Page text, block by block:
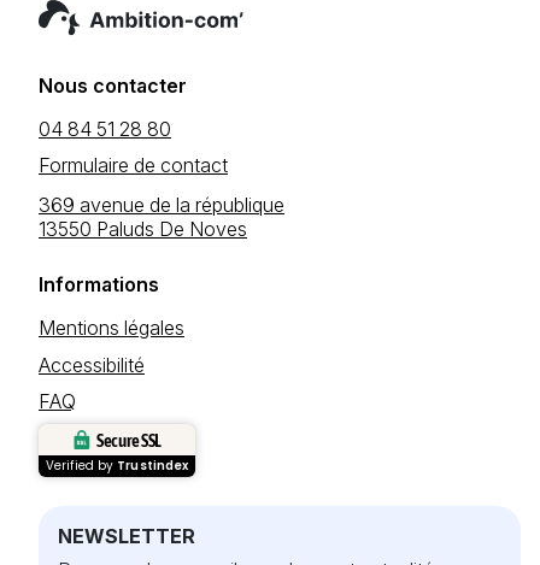
Nous contacter
04 84 51 28 80
Formulaire de contact
369 avenue de la république
13550 Paluds De Noves
Informations
Mentions légales
Accessibilité
FAQ
Secure SSL
Verified by Trustindex
NEWSLETTER